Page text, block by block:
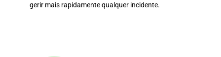
gerir mais rapidamente qualquer incidente.